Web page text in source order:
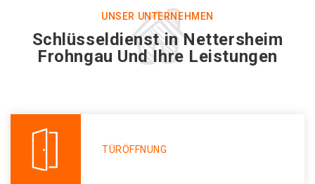
UNSER UNTERNEHMEN
Schlüsseldienst in Nettersheim
Frohngau Und Ihre Leistungen
TÜRÖFFNUNG